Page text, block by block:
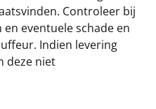
Controleer bij
eventuele schade en
Indien levering
deze niet